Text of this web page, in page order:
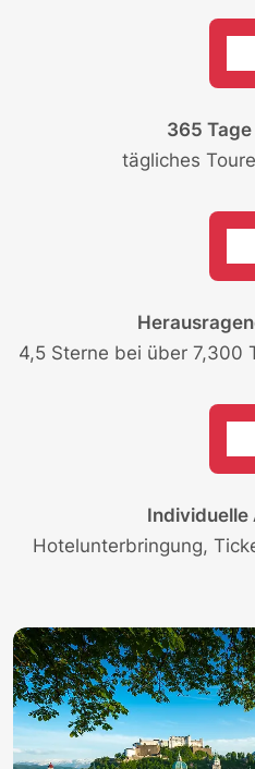
365
tägliches
4,5 Sterne bei über 7,300
Individuelle
Hotelunterbringung,